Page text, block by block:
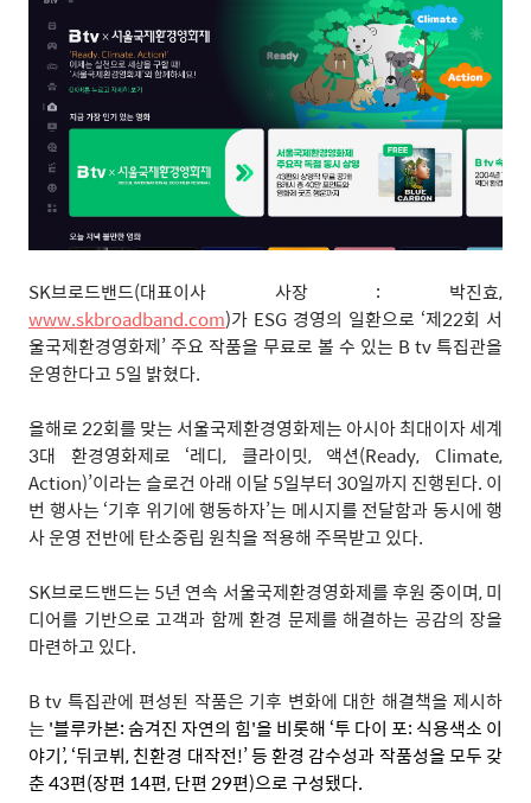
SK브로드밴드(대표이사 사장 : 박진효,
www.skbroadband.com)가 ESG 경영의 일환으로 ‘제22회 서
울국제환경영화제’주요 작품을 무료로 볼 수 있는 B tv특집관을
운영한다고 5일 밝혔다.
올해로22회를 맞는 서울국제환경영화제는 아시아 최대이자 세계
3대 환경영화제로 ‘레디, 클라이밋, 액션(Ready, Climate,
Action)’이라는 슬로건 아래 이달5일부터 30일까지 진행된다. 이
번 행사는 ‘기후 위기에 행동하자’는 메시지를 전달함과 동시에 행
사 운영 전반에 탄소중립 원칙을 적용해 주목받고 있다.
SK브로드밴드는 5년 연속 서울국제환경영화제를 후원 중이며,미
디어를 기반으로 고객과 함께 환경 문제를 해결하는 공감의 장을
마련하고 있다.
B tv 특집관에 편성된 작품은 기후 변화에 대한 해결책을 제시하
는 '블루카본:숨겨진 자연의 힘'을 비롯해 ‘투 다이 포: 식용색소 이
야기’, ‘뒤코뷔,친환경 대작전!’등 환경 감수성과 작품성을 모두 갖
춘43편(장편 14편,단편 29편)으로 구성됐다.